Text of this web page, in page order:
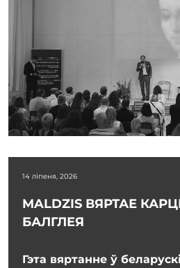
14 ліпеня, 2026
MALDZIS ВЯРТАЕ
БАЛГЛЕЯ
Гэта вяртанне ў